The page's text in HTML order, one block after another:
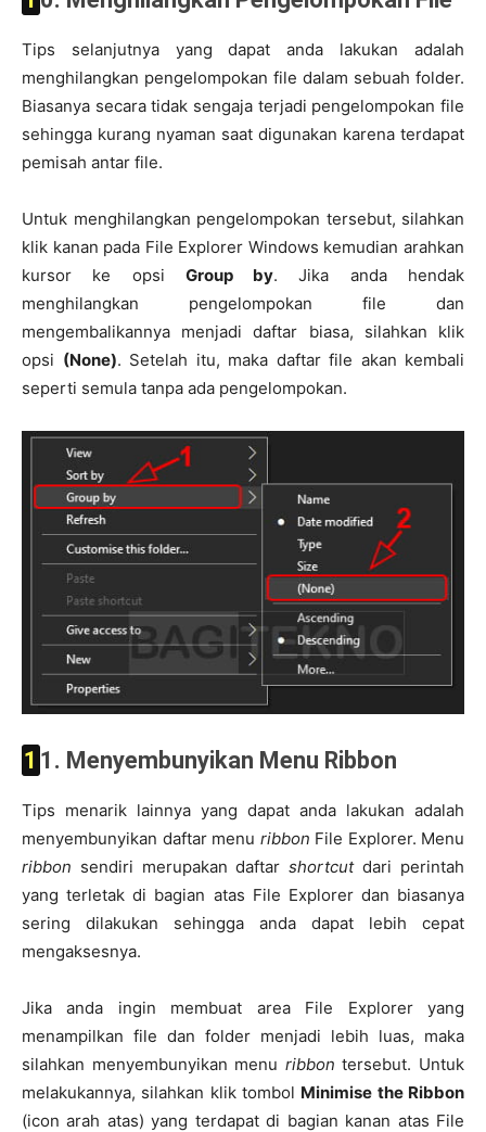
Tips selanjutnya yang dapat anda lakukan adalah
menghilangkan pengelompokan file dalam sebuah folder.
Biasanya secara tidak sengaja terjadi pengelompokan file
sehingga kurang nyaman saat digunakan karena terdapat
pemisah antar file.
Untuk menghilangkan pengelompokan tersebut, silahkan
klik kanan pada File Explorer Windows kemudian arahkan
kursor ke opsi Group by. Jika anda hendak
menghilangkan pengelompokan file dan
mengembalikannya menjadi daftar biasa, silahkan klik
opsi (None). Setelah itu, maka daftar file akan kembali
seperti semula tanpa ada pengelompokan.
11. Menyembunyikan Menu Ribbon
Tips menarik lainnya yang dapat anda lakukan adalah
menyembunyikan daftar menu ribbon File Explorer. Menu
ribbon sendiri merupakan daftarshortcutdari perintah
yang terletak di bagian atas File Explorer dan biasanya
sering dilakukan sehingga anda dapat lebih cepat
mengaksesnya.
Jika anda ingin membuat area File Explorer yang
menampilkan file dan folder menjadi lebih luas, maka
silahkan menyembunyikan menu ribbon tersebut. Untuk
melakukannya, silahkan klik tombol Minimise the Ribbon
(icon arah atas) yang terdapat di bagian kanan atas File